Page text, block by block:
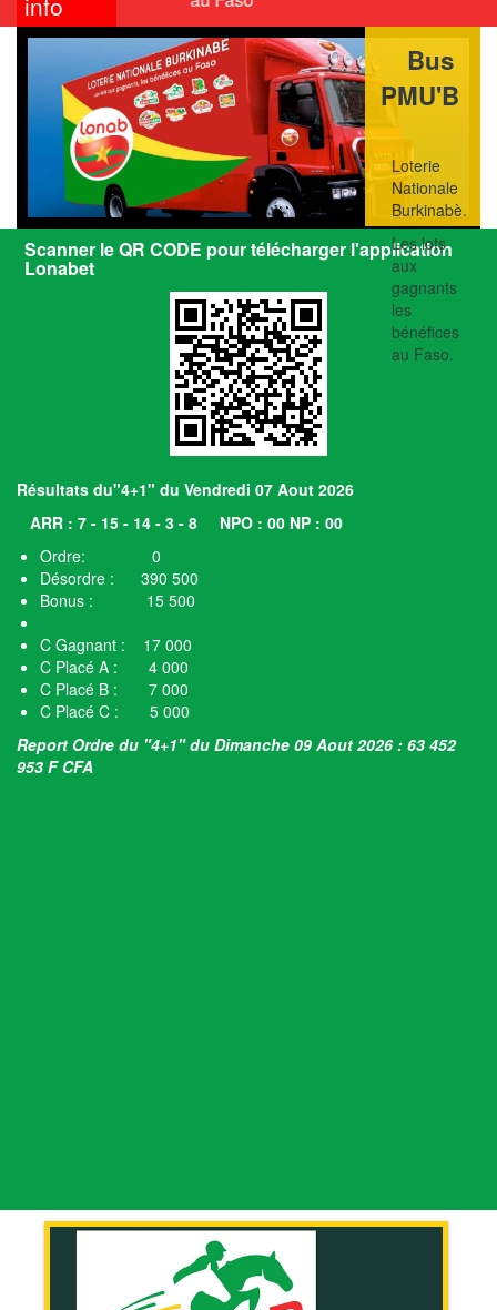
Bus
PMU'B
Loterie
Nationale
Burkinabè.
Les lots
aux
gagnants
les
bénéfices
au Faso.
Scanner le QR CODE pour télécharger l'application
Lonabet
Résultats du"4+1" du Vendredi 07 Aout 2026
ARR : 7 - 15 - 14 - 3 - 8 NPO : 00 NP : 00
Ordre: 0
Désordre : 390 500
Bonus : 15 500
C Gagnant : 17 000
C Placé A : 4 000
C Placé B : 7 000
C Placé C : 5 000
Report Ordre du "4+1" du Dimanche 09 Aout 2026 : 63 452
953 F CFA